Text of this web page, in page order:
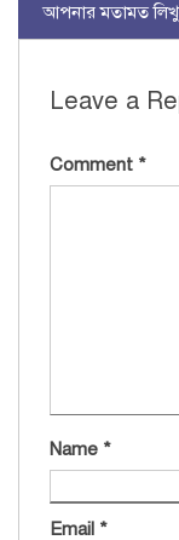
আপনার মতামত
Leave a
Comment *
Name *
Email *